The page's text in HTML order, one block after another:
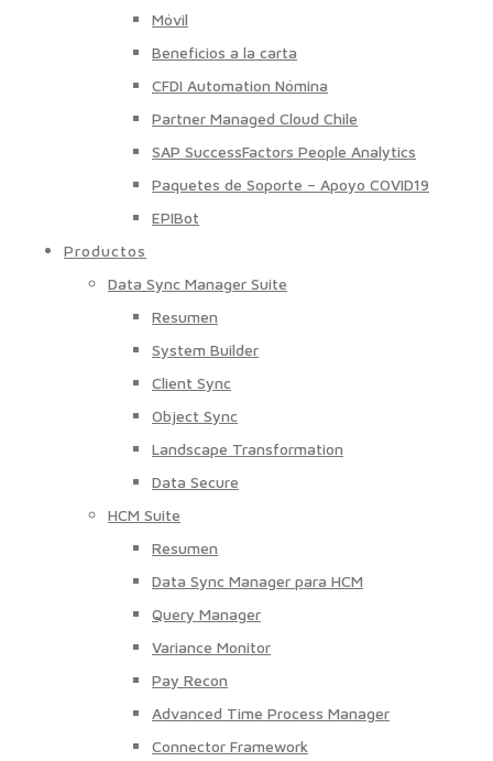
Móvil
Beneficios a la carta
CFDI Automation Nómina
Partner Managed Cloud Chile
SAP SuccessFactors People Analytics
Paquetes de Soporte – Apoyo COVID19
EPIBot
Productos
Data Sync Manager Suite
Resumen
System Builder
Client Sync
Object Sync
Landscape Transformation
Data Secure
HCM Suite
Resumen
Data Sync Manager para HCM
Query Manager
Variance Monitor
Pay Recon
Advanced Time Process Manager
Connector Framework